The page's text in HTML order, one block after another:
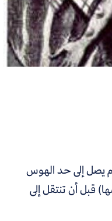
يصل إلى حد الهوس
قبل أن تنتقل إلى